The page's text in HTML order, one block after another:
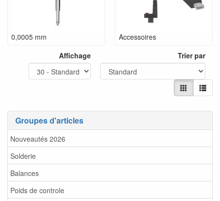
Groupes d'articles
Nouveautés 2026
Solderie
Balances
Poids de controle
0,0005 mm
Accessoires
Affichage
Trier par